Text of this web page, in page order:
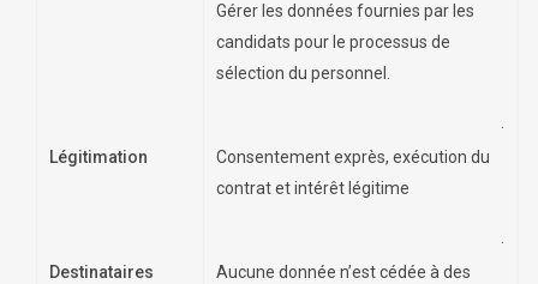
Gérer les données fournies par les
candidats pour le processus de
sélection du personnel.
Légitimation
Consentement exprès, exécution du
contrat et intérêt légitime
Destinataires
Aucune donnée n’est cédée à des